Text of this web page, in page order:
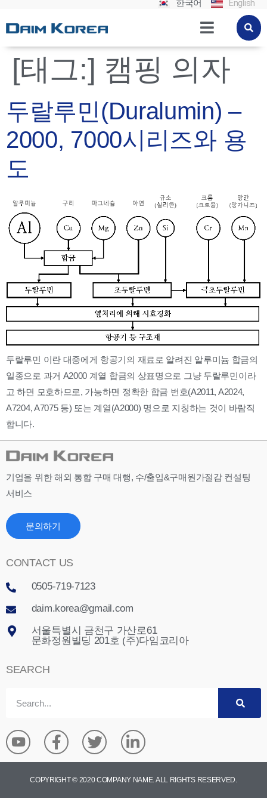
한국어 English
[태그:] 캠핑 의자
두랄루민(Duralumin) –
2000, 7000시리즈와 용
도
두랄루민 이란 대중에게 항공기의 재료로 알려진 알루미늄 합금의
일종으로 과거 A2000 계열 합금의 상표명으로 그냥 두랄루민이라
고 하면 모호하므로, 가능하면 정확한 합금 번호(A2011, A2024,
A7204, A7075 등) 또는 계열(A2000) 명으로 지칭하는 것이 바람직
합니다.
기업을 위한 해외 통합 구매 대행, 수/출입&구매원가절감 컨설팅
서비스
문의하기
CONTACT US
0505-719-7123
daim.korea@gmail.com
서울특별시 금천구 가산로61
문화정원빌딩 201호 (주)다임코리아
SEARCH
COPYRIGHT © 2020 COMPANY NAME. ALL RIGHTS RESERVED.